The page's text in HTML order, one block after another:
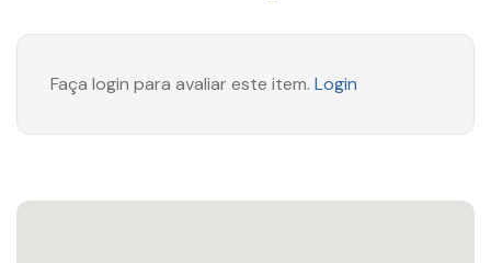
Faça login para avaliar este item. Login